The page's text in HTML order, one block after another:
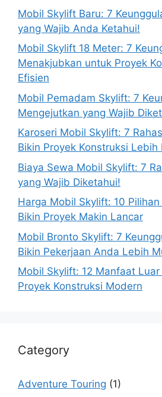
Mobil Skylift Baru: 7
yang Wajib Anda Ketahui!
Mobil Skylift 18 Meter: 7
Menakjubkan untuk Proyek
Efisien
Mobil Pemadam Skylift: 7
Mengejutkan yang Wajib
Karoseri Mobil Skylift: 7
Bikin Proyek Konstruksi Lebih
Biaya Sewa Mobil Skylift: 7
yang Wajib Diketahui!
Harga Mobil Skylift: 10
Bikin Proyek Makin Lancar
Mobil Bronto Skylift: 7
Bikin Pekerjaan Anda Lebih
Mobil Skylift: 12 Manfaat
Proyek Konstruksi Modern
Category
Adventure Touring (1)